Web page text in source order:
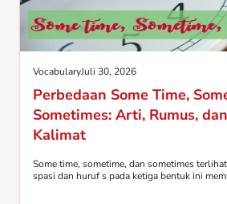
VocabularyJuli 30, 2026
Perbedaan Some Time,
Sometimes: Arti, Rumus,
Kalimat
Some time, sometime, dan sometimes
spasi dan huruf s pada ketiga bentuk ini